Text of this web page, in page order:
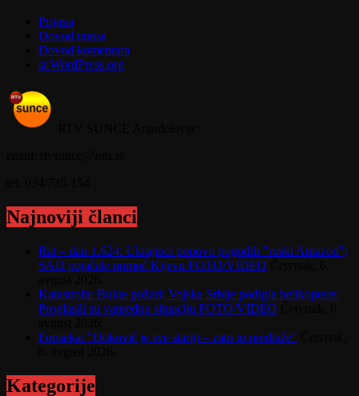
Prijava
Dovod unosa
Dovod komentara
sr.WordPress.org
Najnoviji članci
Rat – dan 1.624: Ukrajinci ponovo pogodili "ruski Amazon";
SAD pojačale pomoć Kijevu FOTO/VIDEO
Katastrofa: Bukte požari; Vojska Srbije podigla helikoptere;
Proglasili su vanrednu situaciju FOTO/VIDEO
Fonseka: "Đoković je sve stariji – zato to predlaže"
Kategorije